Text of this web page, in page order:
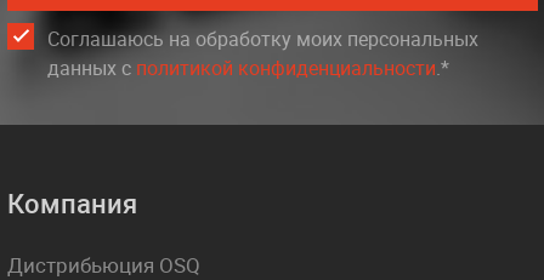
Соглашаюсь на обработку моих персональных
данных c политикой конфиденциальности.*
Компания
Дистрибьюция OSQ